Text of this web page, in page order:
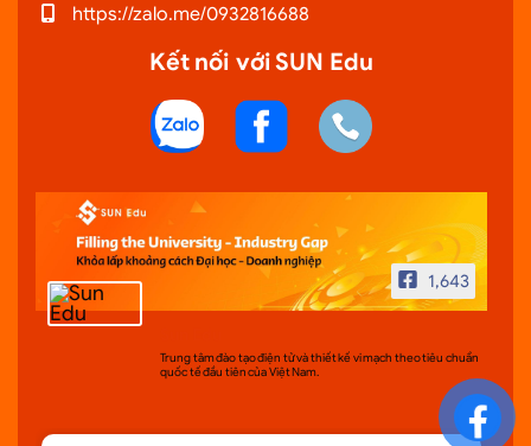
https://zalo.me/0932816688
Kết nối với SUN Edu
1,643
Trung tâm đào tạo điện tử và thiết kế vi mạch theo tiêu chuẩn
quốc tế đầu tiên của Việt Nam.